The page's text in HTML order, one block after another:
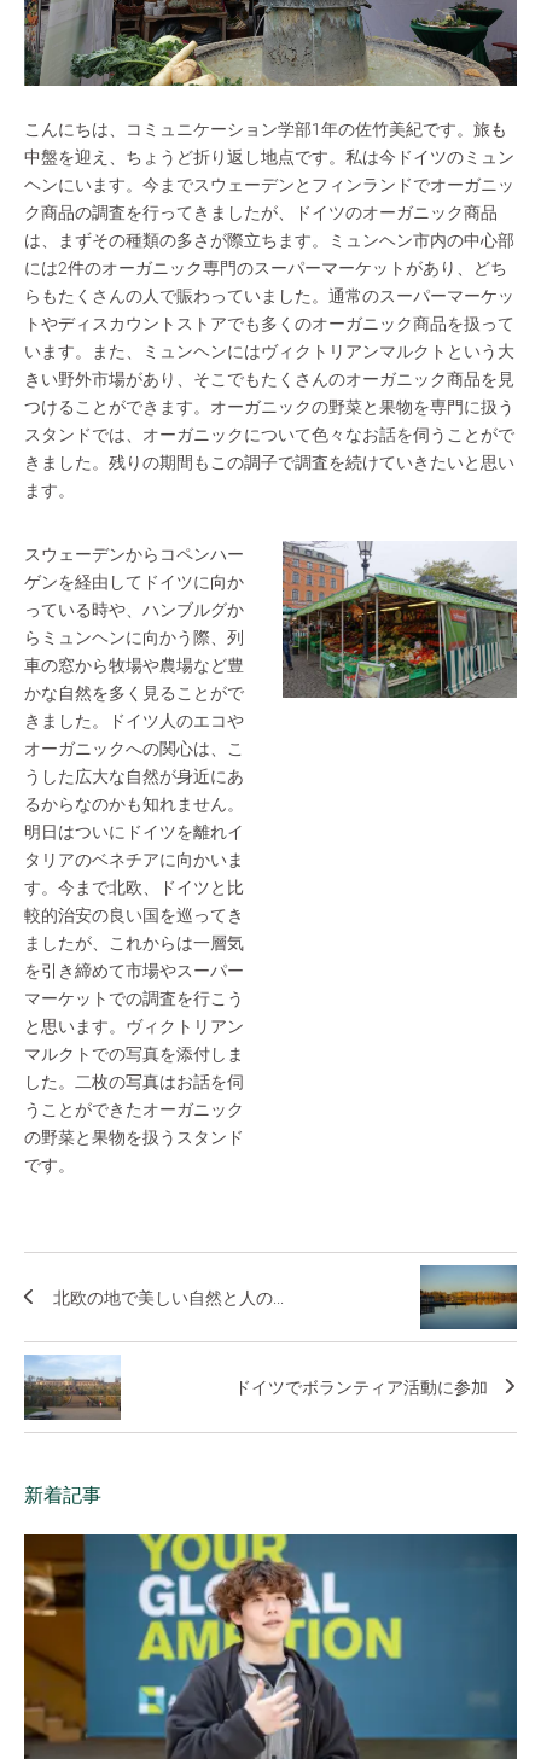
こんにちは、コミュニケーション学部1年の佐竹美紀です。旅も
中盤を迎え、ちょうど折り返し地点です。私は今ドイツのミュン
ヘンにいます。今までスウェーデンとフィンランドでオーガニッ
ク商品の調査を行ってきましたが、ドイツのオーガニック商品
は、まずその種類の多さが際立ちます。ミュンヘン市内の中心部
には2件のオーガニック専門のスーパーマーケットがあり、どち
らもたくさんの人で賑わっていました。通常のスーパーマーケッ
トやディスカウントストアでも多くのオーガニック商品を扱って
います。また、ミュンヘンにはヴィクトリアンマルクトという大
きい野外市場があり、そこでもたくさんのオーガニック商品を見
つけることができます。オーガニックの野菜と果物を専門に扱う
スタンドでは、オーガニックについて色々なお話を伺うことがで
きました。残りの期間もこの調子で調査を続けていきたいと思い
ます。
スウェーデンからコペンハー
ゲンを経由してドイツに向か
っている時や、ハンブルグか
らミュンヘンに向かう際、列
車の窓から牧場や農場など豊
かな自然を多く見ることがで
きました。ドイツ人のエコや
オーガニックへの関心は、こ
うした広大な自然が身近にあ
るからなのかも知れません。
明日はついにドイツを離れイ
タリアのベネチアに向かいま
す。今まで北欧、ドイツと比
較的治安の良い国を巡ってき
ましたが、これからは一層気
を引き締めて市場やスーパー
マーケットでの調査を行こう
と思います。ヴィクトリアン
マルクトでの写真を添付しま
した。二枚の写真はお話を伺
うことができたオーガニック
の野菜と果物を扱うスタンド
です。
北欧の地で美しい自然と人の...
ドイツでボランティア活動に参加
新着記事